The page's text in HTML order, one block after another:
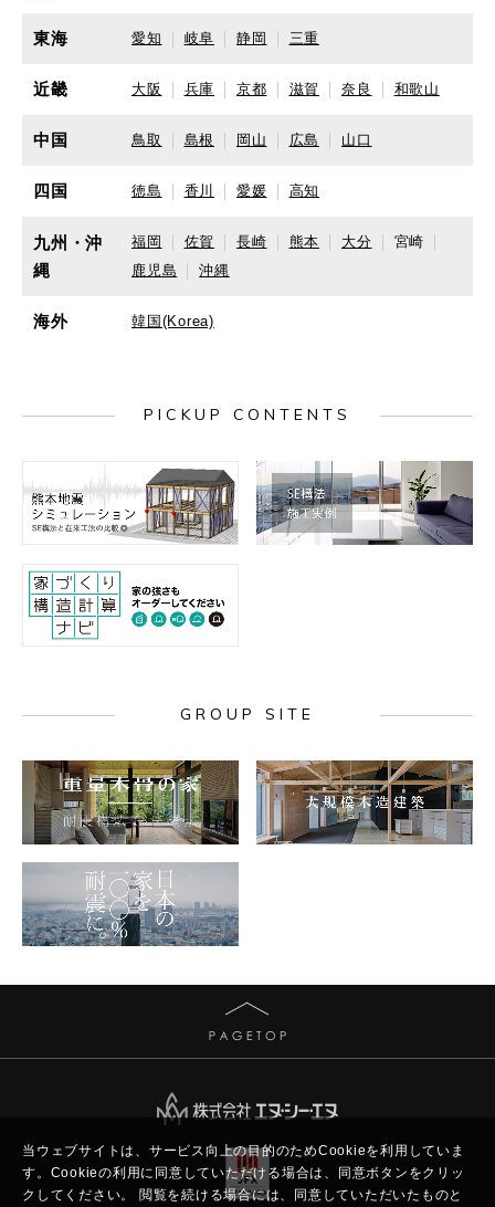
当ウェブサイトは、サービス向上の目的のためCookieを利用していま
す。 Cookieの利用に同意していただける場合は、同意ボタンをクリッ
クしてください。
閲覧を続ける場合には、同意していただいたものと
東海 愛知 岐阜 静岡 三重
近畿 大阪 兵庫 京都 滋賀 奈良 和歌山
中国 鳥取 島根 岡山 広島 山口
四国 徳島 香川 愛媛 高知
九州・沖
縄
福岡 佐賀 長崎 熊本 大分
宮崎
鹿児島
沖縄
海外 韓国(Korea)
PICKUP CONTENTS
GROUP SITE